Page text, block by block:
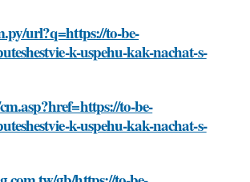
url?q=https://to-be-
k-uspehu-kak-nachat-s-
to-be-
k-uspehu-kak-nachat-s-